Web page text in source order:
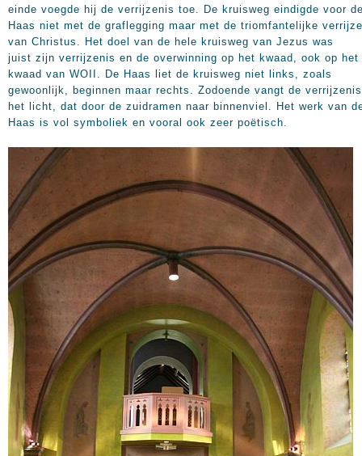
einde voegde hij de verrijzenis toe. De kruisweg eindigde voor
Haas niet met de graflegging maar met de triomfantelijke
van Christus. Het doel van de hele kruisweg van Jezus was
juist zijn verrijzenis en de overwinning op het kwaad, ook op het
kwaad van WOII. De Haas liet de kruisweg niet links, zoals
gewoonlijk, beginnen maar rechts. Zodoende vangt de verrijzenis
het licht, dat door de zuidramen naar binnenviel. Het werk van
Haas is vol symboliek en vooral ook zeer poëtisch.